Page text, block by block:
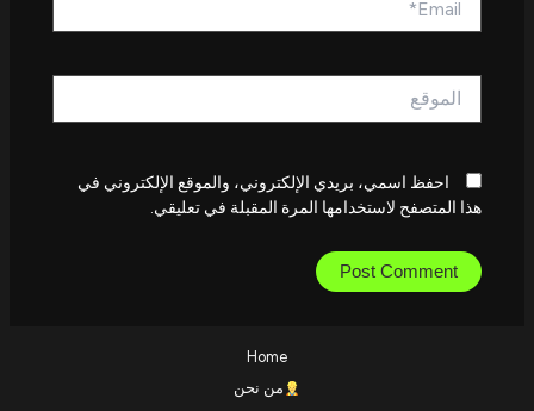
احفظ اسمي، بريدي الإلكتروني، والموقع الإلكتروني في
هذا المتصفح لاستخدامها المرة المقبلة في تعليقي.
Home
من نحن